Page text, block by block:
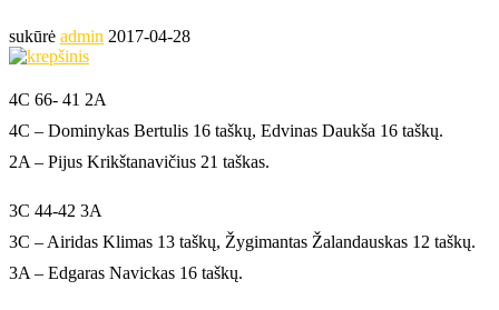
sukūrė admin 2017-04-28
4C 66- 41 2A
4C – Dominykas Bertulis 16 taškų, Edvinas Daukša 16 taškų.
2A – Pijus Krikštanavičius 21 taškas.
3C 44-42 3A
3C – Airidas Klimas 13 taškų, Žygimantas Žalandauskas 12 taškų.
3A – Edgaras Navickas 16 taškų.